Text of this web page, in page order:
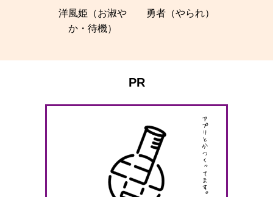
洋風姫（お淑や
か・待機）
勇者（やられ）
PR